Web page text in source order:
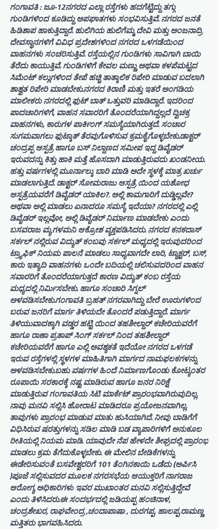
ಗಂಗಾವತಿ : ಜೂ-12ನಗರದ ಎಲ್ಲಾ ರಸ್ತೆಗಳು ಹದಗೆಟ್ಟಿದ್ದು ತಗ್ಗು
ಗುಂಡಿಗಳಿಂದ ಕೂಡಿದ್ದು ಅಪಘಾತಗಳು ಸಂಭವಿಸುತ್ತಿವೆ. ನಗರದ ಜನತೆ
ಹಿಡಿಶಾಪ ಹಾಕುತ್ತಿದ್ದಾರೆ. ಹುಲಿಗಿಯ ಹುಲಿಗೆಮ್ಮ ದೇವಿ ಮತ್ತು ಅಂಜನಾದ್ರಿ
ದೇವಸ್ಥಾನಗಳಿಗೆ ವಿವಿಧ ಪ್ರದೇಶಗಳಿಂದ ನಗರದ ಒಳಗಡೆಯಿಂದ
ವಾಹನಗಳು ಸಂಚರಿಸುತ್ತಿವೆ. ರಸ್ತೆಯಲ್ಲಿನ ಗುಂಡಿಗಳು ಸಾವಿಗಾಗಿ ಬಾಯಿ
ತೆರೆದು ಕಾಯುತ್ತಿವೆ. ಗುಂಡಿಗಳಿಗೆ ಕೇವಲ ಮಣ್ಣು ಅಥವಾ ಕಳಪೆಮಟ್ಟದ
ಸಿಮೆಂಟ್ ಕಲ್ಲುಗಳಿಂದ ತೇಪೆ ಹಚ್ಚಿ ತಾತ್ಕಾಲಿಕ ರಿಪೇರಿ ಮಾಡುವ ಬದಲಾಗಿ
ಶಾಶ್ವತ ರಿಪೇರಿ ಮಾಡಬೇಕು.ನಗರದ ಕಿರಾಣಿ ಮತ್ತು ಇತರೆ ಅಂಗಡಿಯ
ಮಾಲೀಕರು ನಗರದಲ್ಲಿ ಫುಟ್ ಬಾತ್ ಒತ್ತುವರಿ ಮಾಡಿದ್ದಾರೆ. ಇದರಿಂದ
ಪಾದಚಾರಿಗಳಿಗೆ, ವಾಹನ ಸವಾರರಿಗೆ ತೊಂದರೆಯಾಗಿದ್ದಲ್ಲದೆ ದ್ವಿಚಕ್ರ
ವಾಹನಗಳು, ಕಾರುಗಳ ಪಾರ್ಕಿಂಗ್ ಸಮಸ್ಯೆಯಾಗಿರುತ್ತದೆ. ಸಂಚಾರ
ಸುಗಮವಾಗಲು ಫುಟ್ಕಾತ್ ತೆರವುಗೊಳಿಸುವ ಕ್ರಮಕೈಗೊಳ್ಳಬೇಕು.ಡಾಕ್ಟರ್
ಚಂದ್ರಪ್ಪ ಆಸ್ಪತ್ರೆ ಹಾಗೂ ಬಸ್ ನಿಲ್ದಾಣದ ಸಮೀಪ ಇದ್ದ ಡಿವೈಡರ್
ಇರುವದನ್ನು ಕಿತ್ತು ಹಾಕಿ ಮತ್ತೆ ಹೊಸದಾಗಿ ಮಾಡುತ್ತಿರುವದು ಖಂಡನೀಯ.
ಹತ್ತು ವರ್ಷಗಳಲ್ಲಿ ಮೂರ್ನಾಲ್ಕು ಬಾರಿ ಮಾಡಿ ಅದೇ ಸ್ಥಳಕ್ಕೆ ಮಾತ್ರ ಖರ್ಚು
ಮಾಡಲಾಗುತ್ತಿದೆ. ಡಾಕ್ಟರ್ ಸೋಮರಾಜು ಆಸ್ಪತ್ರೆ ಯಿಂದ ಯಶೋಧ
ಆಸ್ಪತ್ರೆಯವರೆಗೆ ಡಿವೈಡರ್ ಯಾಕಿಲ?. ಅಲ್ಲಿ ಕಾಮಗಾರಿಗೆ ದುಡ್ಡಿಲ್ಲವೇ?
ಅಥವಾ ಅಲ್ಲಿ ಮಾಡಲು ಏನಾದರೂ ಸಮಸ್ಯೆ ಇದೆಯಾ? ನಗರದಲ್ಲಿ ಎಲ್ಲಿ
ಡಿವೈಡರ್ ಇಲ್ಲವೋ, ಅಲ್ಲಿ ಡಿವೈಡರ್ ನಿರ್ಮಾಣ ಮಾಡಬೇಕು ಎಂದು
ಬಸವರಾಜ ಮ್ಯಗಳಮನಿ ಆಕ್ರೋಶ ವ್ಯಕ್ತಪಡಿಸಿದರು. ನಗರದ ಕನಕದಾಸ್
ಸರ್ಕಲ್ ನಲ್ಲಿರುವ ವಿದ್ಯುತ್ ಕಂಬವು ಸರ್ಕಲ್ ಮಧ್ಯದಲ್ಲಿ ಇರುವುದರಿಂದ
ಟ್ರ್ಯಾಫಿಕ್ ನಿಯಮ ಪಾಲನೆ ಮಾಡಲು ಸಾಧ್ಯವಾಗದೇ ಲಾರಿ, ಟ್ಯಾಕ್ಟರ್, ಬಸ್,
ಕಾರು ಇತ್ಯಾದಿ ವಾಹನಗಳು ಒಂದೇ ಬದಿಯಲ್ಲಿ ಚಲಿಸುವದರಿಂದ ವಾಹನ
ಸವಾರರಿಗೆ ತೊಂದರೆಯಾಗುತ್ತದೆ ಕಾರಣ ವಿದ್ಯುತ್ ಕಂಬ ರಸ್ತೆಯ
ಮಧ್ಯದಲ್ಲಿ ನಿರ್ಮಿಸಬೇಕು. ಹಾಗೂ ಸಂಚಾರಿ ಸಿಗ್ನಲ್
ಅಳವಡಿಸಬೇಕು.ಗಂಗಾವತಿ ಬ್ರಹತ್ ನಗರವಾಗಿದ್ದು ಬೇರೆ ಊರುಗಳಿಂದ
ಬರುವ ಜನರಿಗೆ ಮಾರ್ಗ ತಿಳಿಯದೇ ತೊಂದರೆ ಪಡುತ್ತಿದ್ದಾರೆ. ಮಾರ್ಗ
ತಿಳಿಯುವಾದಕ್ಕಾಗಿ ವಡ್ಡರ ಹಟ್ಟಿ ಯಿಂದ ತಹಶೀಲ್ದಾರ್ ಕಚೇರಿಯವರೆಗೆ
ಹಾಗೂ ರಾಣಾ ಪ್ರತಾಪ್ ಸಿಂಗ್ ಸರ್ಕಲ್ ನಿಂದ ತಹಶೀಲ್ದಾರ್
ಕಚೇರಿಯವರೆಗೆ ಹಾಗೂ ಎಲ್ಲಿ ಅವಶ್ಯಕತೆ ಇದೆಯೋ ನಗರದ ಒಳಗಡೆ
ಇರುವ ರಸ್ತೆಗಳಲ್ಲಿ ಸ್ಥಳಗಳ ಮಾಹಿತಿಗಾಗಿ ಮಾರ್ಗದ ನಾಮಫಲಕಗಳನ್ನು
ಅಳವಡಿಸಬೇಕು.ಬಹು ವರ್ಷಗಳ ಹಿಂದೆ ನಿರ್ಮಾಣಗೊಂಡು ಕೋಟ್ಯಂತರ
ರೂಪಾಯಿ ಸರಕಾರಕ್ಕೆ ನಷ್ಟ ಮಾಡಿರುವ ಹಾಗೂ ಜನರ ನಿರಿಕ್ಷೆ
ಮಾಡುತ್ತಿರುವ ಗಂಗಾವತಿಯ ಸಿಟಿ ಮಾರ್ಕೆಟ್ ಪ್ರಾರಂಭವಾಗಿರುವುದಿಲ್ಲ.
ನಾವು ಮನವಿ ಸಲ್ಲಿಸಿ ಹೋರಾಟ ಮಾಡಿದರೂ ಪ್ರಯೋಜನವಾಗಿಲ್ಲ.
ತಾವುಗಳು ಪ್ರಾರಂಭ ಮಾಡುವ ಮಾತು ಹುಸಿಯಾಗಿದೆ. ನೀವು ಬಾಡಿಗೆಗೆ
ವಿಧಿಸಿರುವ ಷರತ್ತುಗಳನ್ನು ಸಡಿಲ ಮಾಡಿ ಬಡ ವ್ಯಾಪಾರಿಗಳಿಗೆ ಅನುಕೂಲ
ರೀತಿಯಲ್ಲಿ ನಿಯಮ ಮಾಡಿ. ಯಾವುದೇ ನೆಪ ಹೇಳದೇ ಶೀಘ್ರದಲ್ಲಿ ಪ್ರಾರಂಭ
ಮಾಡಲು ಕ್ರಮ ತೆಗೆದುಕೊಳ್ಳಬೇಕು. ಈ ಮೇಲಿನ ಬೇಡಿಕೆಗಳನ್ನು
ಈಡೇರಿಸುವಂತೆ ಬಸವೇಶ್ವರರಿಗೆ 101 ತೆಂಗಿನಕಾಯಿ ಒಡೆದು (ಅರ್ಪಿಸಿ
)ಪೂಜೆ ಸಲ್ಲಿಸುವದರ ಮೂಲಕ ನಗರಸಭೆಯ ಆಯುಕ್ತರಿಗೆ ನಾಗರಾಜ
ಆರೋಗ್ಯ ಅಧಿಕಾರಿಗಳು ಇವರ ಮುಖಾಂತರ ಮನವಿ ಸಲ್ಲಿಸುತ್ತಿದ್ದೇವೆ
ಎಂದು ತಿಳಿಸಿದರು.ಈ ಸಂದರ್ಭದಲ್ಲಿ ಜಡಿಯಪ್ಪ ಹಂಚಿನಾಳ,
ಚಂದ್ರಶೇಖರ, ರಾಘವೇಂದ್ರ ,ಚಂದಾಪಾಷಾ , ದುರಗಪ್ಪ, ಹಾಲಪ್ಪ,ರಾಮಣ್ಣ
ಮತ್ತಿತರು ಭಾಗವಹಿಸಿದರು.